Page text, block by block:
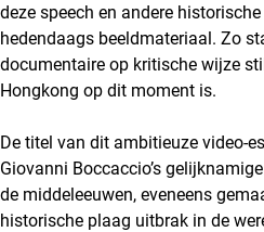
deze speech en andere
hedendaags beeldmateriaal. Zo
documentaire op kritische wijze
Hongkong op dit moment is.
De titel van dit ambitieuze video-
Giovanni Boccaccio’s
de middeleeuwen, eveneens
historische plaag uitbrak in de